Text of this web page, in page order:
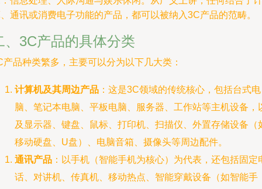
通讯或消费电子功能的产品，都可以被纳入3C产品的范畴。
、3C产品的具体分类
产品种类繁多，主要可以分为以下几大类：
计算机及其周边产品 ：这是3C领域的传统核心，包括台式电
脑、笔记本电脑、平板电脑、服务器、工作站等主机设备，
及显示器、键盘、鼠标、打印机、扫描仪、外置存储设备（
移动硬盘、U盘）、电脑音箱、摄像头等周边配件。
通讯产品 ：以手机（智能手机为核心）为代表，还包括固定
话、对讲机、传真机、移动热点、智能穿戴设备（如智能手